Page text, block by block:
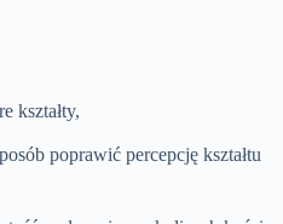
kształty,
poprawić percepcję kształtu